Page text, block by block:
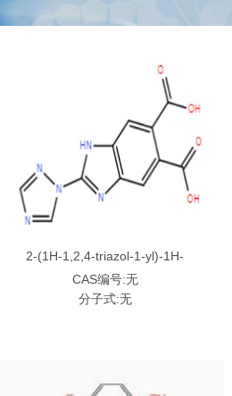
2-(1H-1,2,4-triazol-1-yl)-1H-
benzo[d]imidazole-5,6-dicarboxylic acid
CAS编号:无
分子式:无